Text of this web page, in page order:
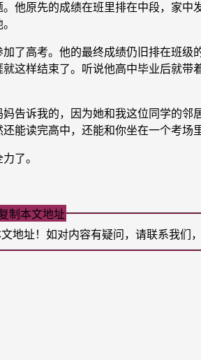
原先的成绩在班里排在中段，家中
高考。他的最终成绩仍旧排在班级
这样结束了。听说他高中毕业后就
诉我的，因为她和我这位同学的邻
能读完高中，还能和你坐在一个考场
了。
制本文地址
地址！如对内容有疑问，请联系我们，